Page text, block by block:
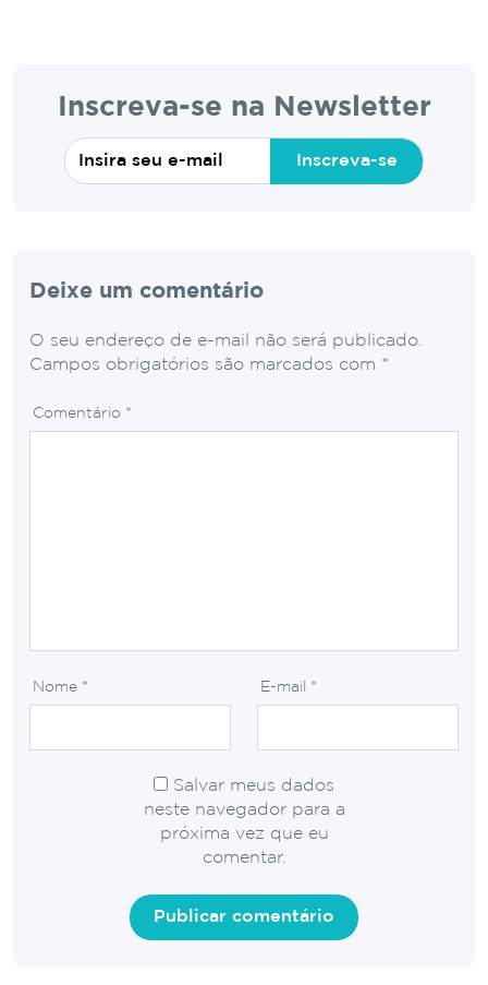
Inscreva-se na Newsletter
Inscreva-se
Deixe um comentário
O seu endereço de e-mail não será publicado.
Campos obrigatórios são marcados com *
Comentário *
Nome * E-mail *
Salvar meus dados
neste navegador para a
próxima vez que eu
comentar.